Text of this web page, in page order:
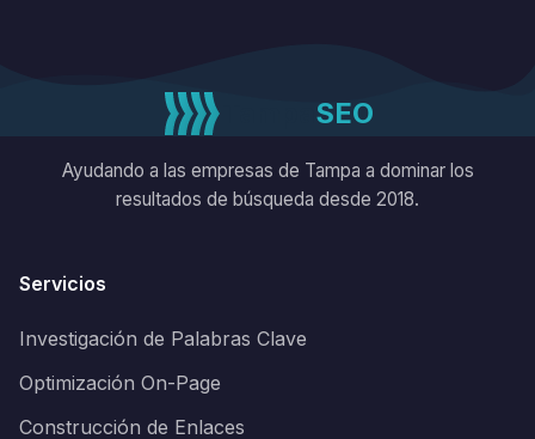
SEO
Ayudando a las empresas de Tampa a dominar los
resultados de búsqueda desde 2018.
Servicios
Investigación de Palabras Clave
Optimización On-Page
Construcción de Enlaces